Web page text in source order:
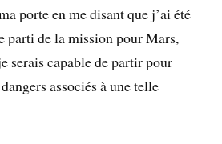
porte en me disant que j’ai été
parti de la mission pour Mars,
serais capable de partir pour
associés à une telle